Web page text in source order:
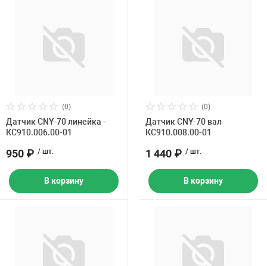
(0)
Датчик CNY-70 линейка -
КС910.006.00-01
950 ₽ / шт.
В корзину
(0)
Датчик CNY-70 вал
КС910.008.00-01
1 440 ₽ / шт.
В корзину